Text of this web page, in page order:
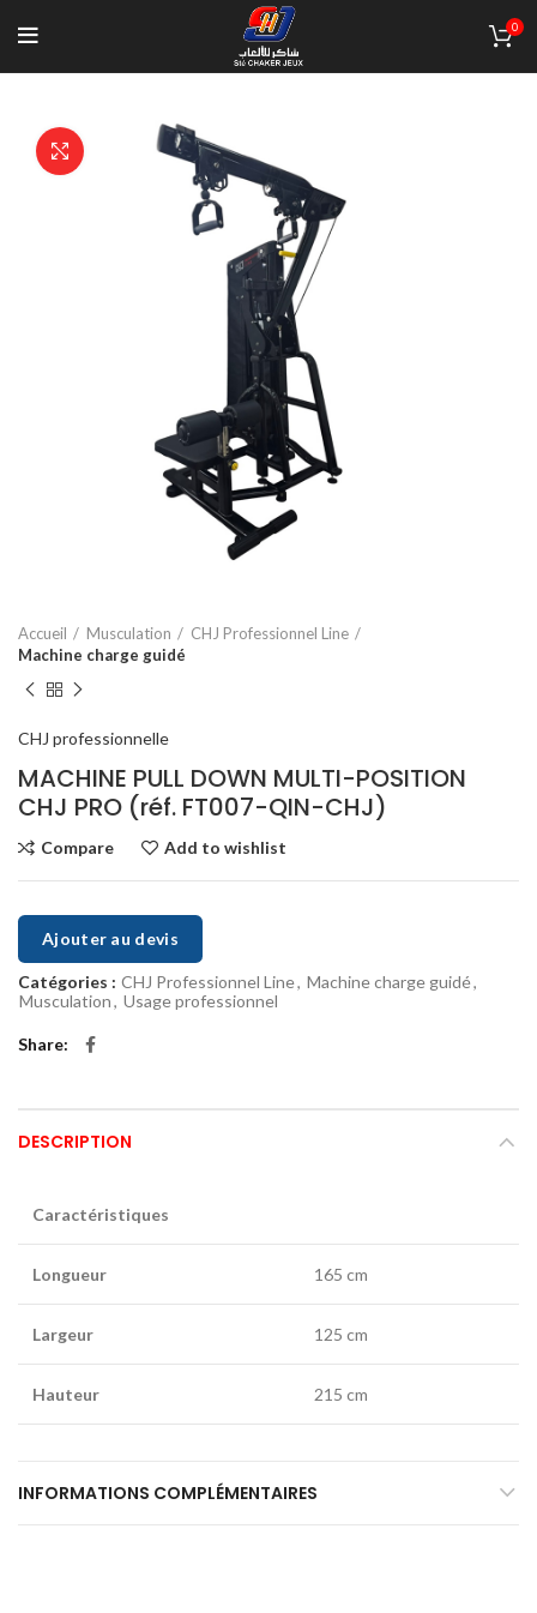
0
Click to enlarge
Accueil Musculation
CHJ Professionnel Line
Machine charge guidé
CHJ professionnelle
MACHINE PULL DOWN MULTI-POSITION
CHJ PRO (réf. FT007-QIN-CHJ)
Compare Add to wishlist
Ajouter au devis
Catégories : CHJ Professionnel Line, Machine charge guidé,
Musculation, Usage professionnel
Share
DESCRIPTION
Caractéristiques
Longueur 165 cm
Largeur 125 cm
Hauteur 215 cm
INFORMATIONS COMPLÉMENTAIRES